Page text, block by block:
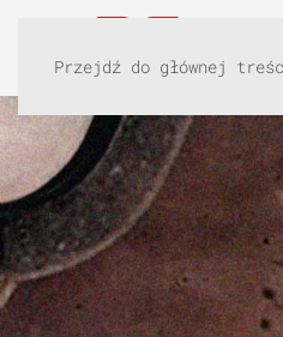
Przejdź do głównej